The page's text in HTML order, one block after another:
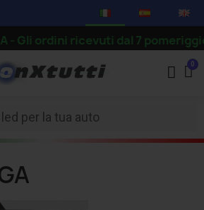
- Gli ordini ricevuti dal 7